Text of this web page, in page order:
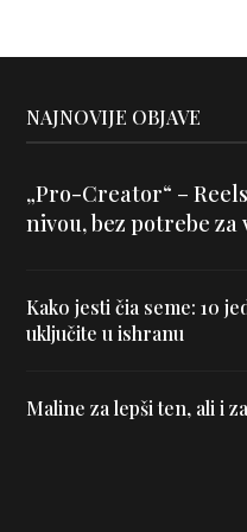
NAJNOVIJE OBJAVE
„Pro-Creator“ –
nivou, bez potrebe
Kako jesti čia seme: 10
uključite u ishranu
Maline za lepši ten, ali i